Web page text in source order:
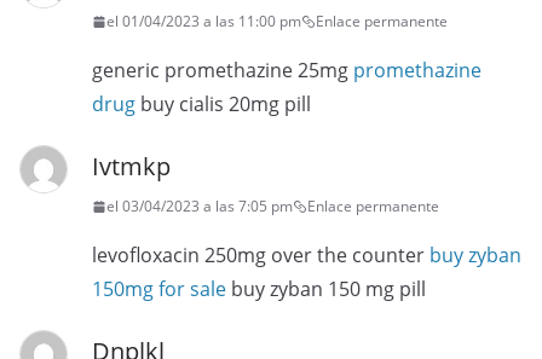
el 01/04/2023 a las 11:00 pm Enlace permanente
generic promethazine 25mg promethazine
drug buy cialis 20mg pill
Ivtmkp
el 03/04/2023 a las 7:05 pm Enlace permanente
levofloxacin 250mg over the counter buy zyban
150mg for sale buy zyban 150 mg pill
Dnplkl